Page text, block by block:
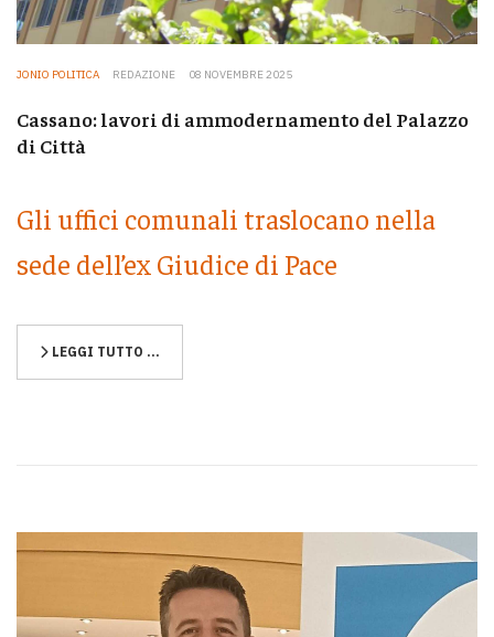
JONIO POLITICA REDAZIONE 08 NOVEMBRE 2025
Cassano: lavori di ammodernamento del Palazzo
di Città
Gli uffici comunali traslocano nella
sede dell’ex Giudice di Pace
LEGGI TUTTO …